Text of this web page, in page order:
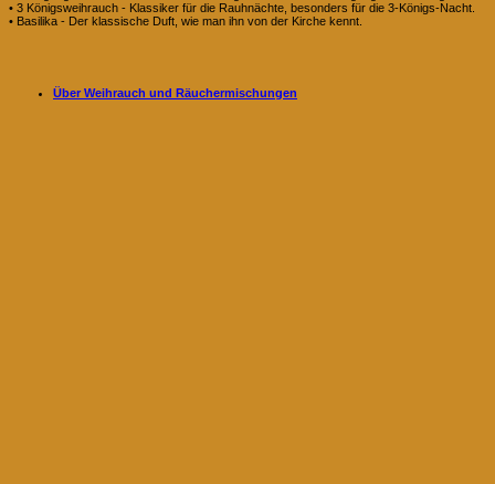
• 3 Königsweihrauch - Klassiker für die Rauhnächte, besonders für die 3-Königs-Nacht.
• Basilika - Der klassische Duft, wie man ihn von der Kirche kennt.
Über Weihrauch und Räuchermischungen